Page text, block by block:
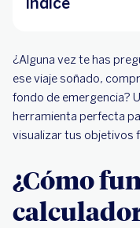
Razones para
Consejos para
¿Alguna vez te has
ese viaje soñado,
fondo de emergencia?
herramienta perfecta
visualizar tus objetivos
¿Cómo